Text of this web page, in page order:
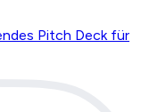
Pitch Deck für